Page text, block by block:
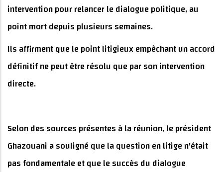
intervention pour relancer le dialogue politique, au
point mort depuis plusieurs semaines.
Ils affirment que le point litigieux empêchant un accord
définitif ne peut être résolu que par son intervention
directe.
Selon des sources présentes à la réunion, le président
Ghazouani a souligné que la question en litige n'était
pas fondamentale et que le succès du dialogue